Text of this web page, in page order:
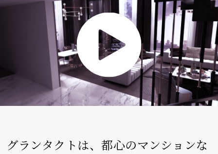
グランタクトは、都心のマンションな